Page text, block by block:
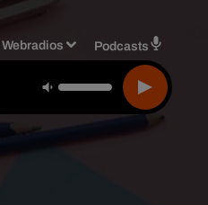
Webradios Podcasts